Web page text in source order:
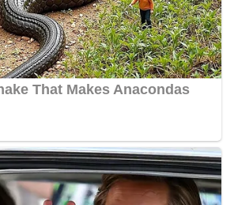
Sunggal tetap terjaga aman, tertib,
hingga puncak perayaan HUT
RI berlangsung.‎‎Wujud Kedekatan
Masyarakat‎Kegiatan sambang Door
ini merupakan salah satu bentuk
program Polri Presisi yang
kehadiran dan kedekatan
ini, Bhabinkamtibmas tidak
sebagai penyampai informasi
tetapi juga sebagai mitra
dalam menjaga keamanan lingkungan
sama.‎‎Kehadiran